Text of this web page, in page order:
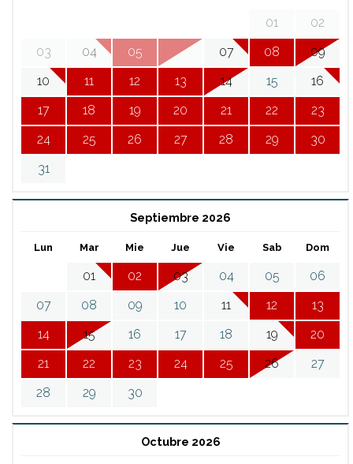
01
02
03
04 05 06 07 08
09
10
11 12 13 14 15
16
17
18 19 20 21 22
23
24
25 26 27 28 29
30
31
Septiembre 2026
Lun Mar Mie Jue Vie Sab Dom
01 02 03 04 05
06
07
08 09 10 11 12
13
14
15 16 17 18 19
20
21
22 23 24 25 26
27
28
29 30
Octubre 2026